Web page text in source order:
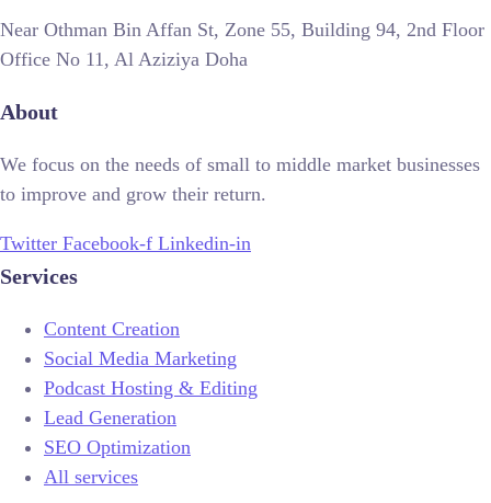
Near Othman Bin Affan St, Zone 55, Building 94, 2nd Floor
Office No 11, Al Aziziya Doha
About
We focus on the needs of small to middle market businesses
to improve and grow their return.
Twitter Facebook-f Linkedin-in
Services
Content Creation
Social Media Marketing
Podcast Hosting & Editing
Lead Generation
SEO Optimization
All services